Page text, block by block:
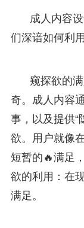
成人内容
们深谙如何利
窥探欲的
奇。成人内容
事，以及提供“
欲。用户就像
短暂的🔥满足
欲的利用：在
满足。